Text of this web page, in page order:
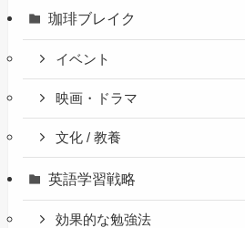
珈琲ブレイク
イベント
映画・ドラマ
文化 / 教養
英語学習戦略
効果的な勉強法